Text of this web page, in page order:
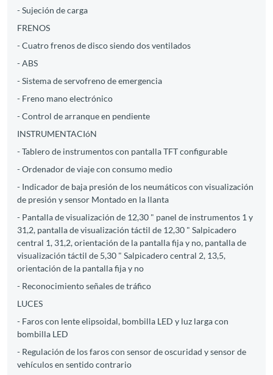
- Sujeción de carga
FRENOS
- Cuatro frenos de disco siendo dos ventilados
- ABS
- Sistema de servofreno de emergencia
- Freno mano electrónico
- Control de arranque en pendiente
INSTRUMENTACIóN
- Tablero de instrumentos con pantalla TFT configurable
- Ordenador de viaje con consumo medio
- Indicador de baja presión de los neumáticos con visualización
de presión y sensor Montado en la llanta
- Pantalla de visualización de 12,30 " panel de instrumentos 1 y
31,2, pantalla de visualización táctil de 12,30 " Salpicadero
central 1, 31,2, orientación de la pantalla fija y no, pantalla de
visualización táctil de 5,30 " Salpicadero central 2, 13,5,
orientación de la pantalla fija y no
- Reconocimiento señales de tráfico
LUCES
- Faros con lente elipsoidal, bombilla LED y luz larga con
bombilla LED
- Regulación de los faros con sensor de oscuridad y sensor de
vehículos en sentido contrario